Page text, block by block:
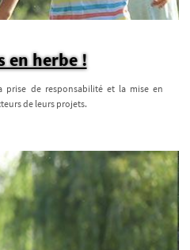
en herbe !
prise de responsabilité et la mise en
de leurs projets.